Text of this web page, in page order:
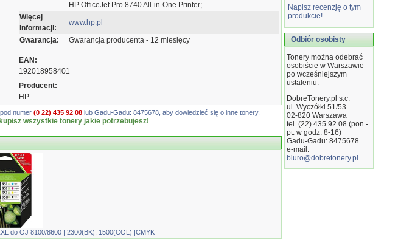
HP OfficeJet Pro 8740 All-in-One Printer;
Więcej
informacji:
www.hp.pl
Gwarancja: Gwarancja producenta - 12 miesięcy
EAN:
192018958401
Producent:
HP
numer (0 22) 435 92 08lub Gadu-Gadu: 8475678, aby dowiedzieć się o inne tonery.
wszystkie tonery jakie potrzebujesz!
do OJ 8100/8600 | 2300(BK), 1500(COL) |CMYK
Napisz recenzję o tym
produkcie!
Odbiór osobisty
Tonery można odebrać
osobiście w Warszawie
po wcześniejszym
ustaleniu.
DobreTonery.pl s.c.
ul. Wyczółki 51/53
02-820 Warszawa
tel. (22) 435 92 08 (pon.-
pt. w godz. 8-16)
Gadu-Gadu: 8475678
e-mail:
biuro@dobretonery.pl